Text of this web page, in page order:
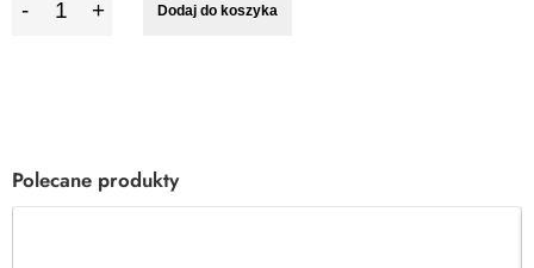
Dodaj do koszyka
Polecane produkty